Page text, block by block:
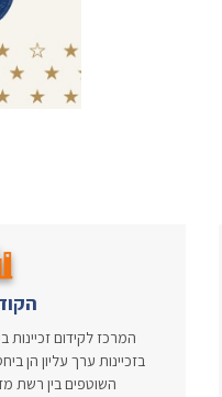
המרכז לקידום
בזכיינות ערך עליון הן
השוטפים בין רשת